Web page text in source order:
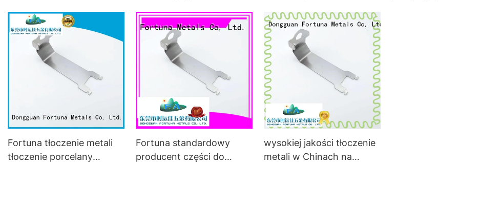
Fortuna tłoczenie metali
tłoczenie porcelany
Fortuna standardowy
producent części do
wysokiej jakości tłoczenie
metali w Chinach na